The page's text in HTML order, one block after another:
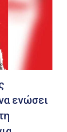
ενώσει